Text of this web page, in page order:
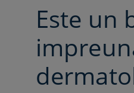
Este un